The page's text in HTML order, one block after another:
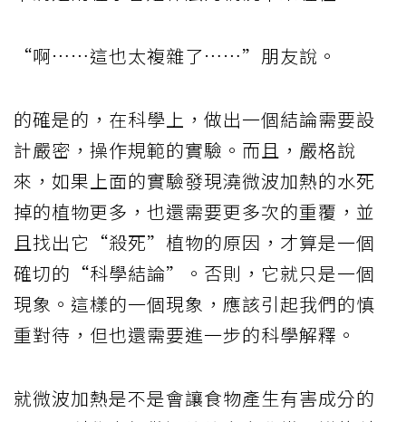
“啊……這也太複雜了……”朋友說。
的確是的，在科學上，做出一個結論需要設
計嚴密，操作規範的實驗。而且，嚴格說
來，如果上面的實驗發現澆微波加熱的水死
掉的植物更多，也還需要更多次的重覆，並
且找出它“殺死”植物的原因，才算是一個
確切的“科學結論”。否則，它就只是一個
現象。這樣的一個現象，應該引起我們的慎
重對待，但也還需要進一步的科學解釋。
就微波加熱是不是會讓食物產生有害成分的